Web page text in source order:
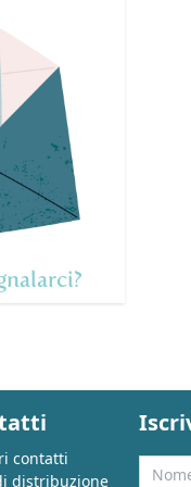
contatti
distribuzione
Nome